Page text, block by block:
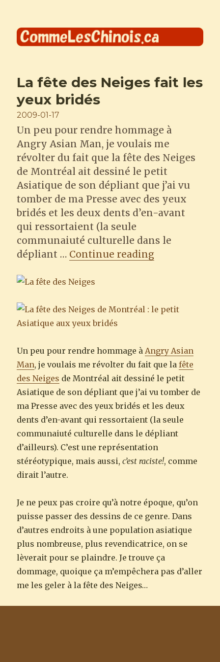
Comme les Chinois
La fête des Neiges fait les
yeux bridés
Posted
on
2009-01-17
Un peu pour rendre hommage à
Angry Asian Man, je voulais me
révolter du fait que la fête des Neiges
de Montréal ait dessiné le petit
Asiatique de son dépliant que j’ai vu
tomber de ma Presse avec des yeux
bridés et les deux dents d’en-avant
qui ressortaient (la seule
communaiuté culturelle dans le
dépliant … Continue reading“La fête des
Un peu pour rendre hommage àAngry Asian
Man, je voulais me révolter du fait que lafête
des Neiges de Montréal ait dessiné le petit
Asiatique de son dépliant que j’ai vu tomber de
ma Presse avec des yeux bridés et les deux
dents d’en-avant qui ressortaient (la seule
communaiuté culturelle dans le dépliant
d’ailleurs). C’est une représentation
stéréotypique, mais aussi,c’est raciste!, comme
dirait l’autre.
Je ne peux pas croire qu’à notre époque, qu’on
puisse passer des dessins de ce genre. Dans
d’autres endroits à une population asiatique
plus nombreuse, plus revendicatrice, on se
lèverait pour se plaindre. Je trouve ça
dommage, quoique ça m’empêchera pas d’aller
me les geler à la fête des Neiges…